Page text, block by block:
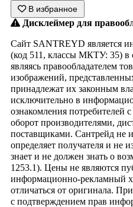
В избранное
Дисклеймер для
Сайт SANTREYD является
(код 511, классы МКТУ: 35)
являясь правообладателем
изображений,
принадлежат их законным
исключительно в
ознакомления потребителей
оборот производителями,
поставщиками. Сантрейд не
определяет получателя и не
знает и не должен знать о
1253.1). Цены не являются
информационно-рекламный
отличаться от оригинала.
с подтверждением прав